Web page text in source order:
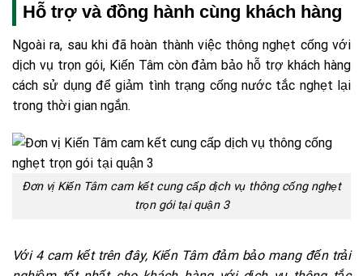
Hỗ trợ và đồng hành cùng khách hàng
Ngoài ra, sau khi đã hoàn thành việc thông nghẹt cống với
dịch vụ trọn gói, Kiến Tâm còn đảm bảo hỗ trợ khách hàng
cách sử dụng để giảm tình trạng cống nước tắc nghẹt lại
trong thời gian ngắn.
Đơn vị Kiến Tâm cam kết cung cấp dịch vụ thông cống nghẹt
trọn gói tại quận 3
Với 4 cam kết trên đây, Kiến Tâm đảm bảo mang đến trải